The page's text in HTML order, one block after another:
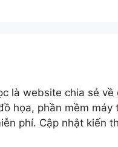
là website chia sẻ về
họa, phần mềm máy
phí. Cập nhật kiến